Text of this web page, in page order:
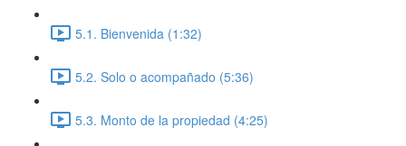
5.1. Bienvenida (1:32)
5.2. Solo o acompañado (5:36)
5.3. Monto de la propiedad (4:25)